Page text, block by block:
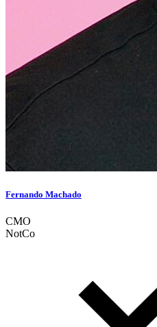
Fernando Machado
CMO
NotCo